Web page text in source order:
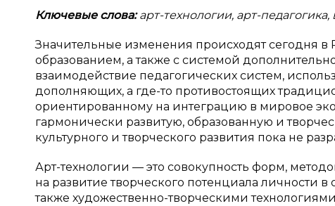
Ключевые слова:арт-технологии, арт-
Значительные изменения происходят сегодня
образованием, а также с системой
взаимодействие педагогических систем,
дополняющих, а где-то противостоящих
ориентированному на интеграцию в мировое
гармонически развитую, образованную и
культурного и творческого развития пока не
Арт-технологии — это совокупность форм,
на развитие творческого потенциала личности
также художественно-творческими